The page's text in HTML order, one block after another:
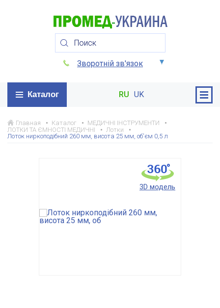
Зворотній зв'язок
Каталог RU UK
Главная Каталог
МЕДИЧНІ ІНСТРУМЕНТИ
ЛОТКИ ТА ЄМНОСТІ МЕДИЧНІ
Лотки
Лоток ниркоподібний 260 мм, висота 25 мм, об'єм 0,5 л
3D модель